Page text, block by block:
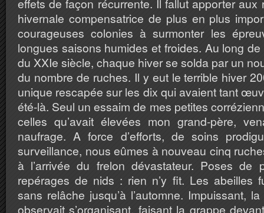
effets de façon récurrente. Il fallut apporter aux
hivernale compensatrice de plus en plus
courageuses colonies à surmonter les
longues saisons humides et froides. Au long
du XXIe siècle, chaque hiver se solda par un
du nombre de ruches. Il y eut le terrible hiver
unique rescapée sur les dix qui avaient tant
été-là. Seul un essaim de mes petites
celles qu’avait élevées mon grand-père,
naufrage. A force d’efforts, de soins
surveillance, nous eûmes à nouveau cinq
à l’arrivée du frelon dévastateur. Poses de
repérages de nids : rien n’y fit. Les abeilles
sans relâche jusqu’à l’automne. Impuissant,
observait s’organisant, faisant la grappe